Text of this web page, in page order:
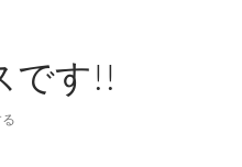
です!!